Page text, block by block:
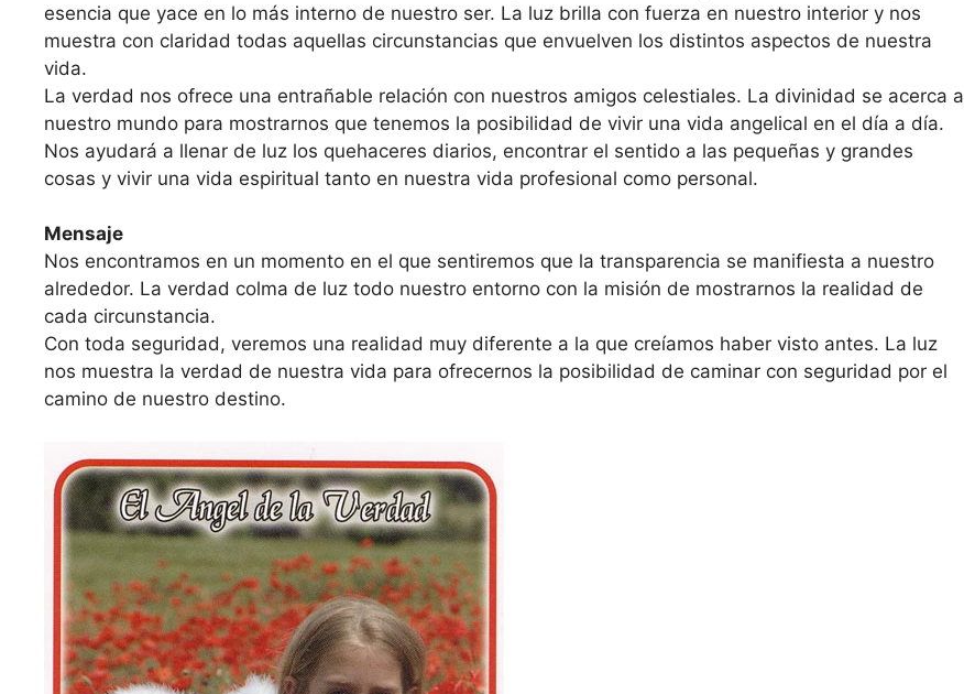
esencia que yace en lo más interno de nuestro ser. La luz brilla con fuerza en nuestro interior y nos
muestra con clari­dad todas aquellas circunstancias que envuelven los distintos aspectos de nues­tra
vida.
La verdad nos ofrece una entrañable relación con nuestros amigos celestia­les. La divinidad se acerca a
nuestro mundo para mostrarnos que tenemos la posi­bilidad de vivir una vida angelical en el día a día.
Nos ayudará a llenar de luz los quehaceres diarios, encontrar el sentido a las pequeñas y grandes
cosas y vivir una vida espiritual tanto en nuestra vida profesional como personal.
Mensaje
Nos encontramos en un momento en el que sentiremos que la transparencia se manifiesta a nuestro
alrededor. La verdad colma de luz todo nuestro entorno con la misión de mostrarnos la realidad de
cada circunstancia.
Con toda seguridad, veremos una realidad muy diferente a la que creíamos haber visto antes. La luz
nos muestra la verdad de nuestra vida para ofrecernos la posibilidad de caminar con seguridad por el
camino de nuestro destino.